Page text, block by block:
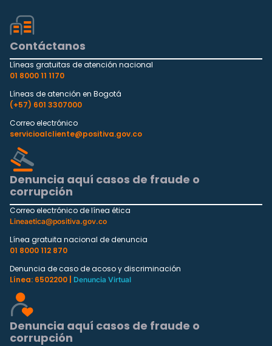
Contáctanos
Líneas gratuitas de atención nacional
01 8000 11 1170
Líneas de atención en Bogotá
(+57) 601 3307000
Correo electrónico
servicioalcliente@positiva.gov.co
Denuncia aquí casos de fraude o
corrupción
Correo electrónico de línea ética
Lineaetica@positiva.gov.co
Línea gratuita nacional de denuncia
01 8000 112 870
Denuncia de caso de acoso y discriminación
Línea: 6502200 |
Denuncia Virtual
Denuncia aquí casos de fraude o
corrupción